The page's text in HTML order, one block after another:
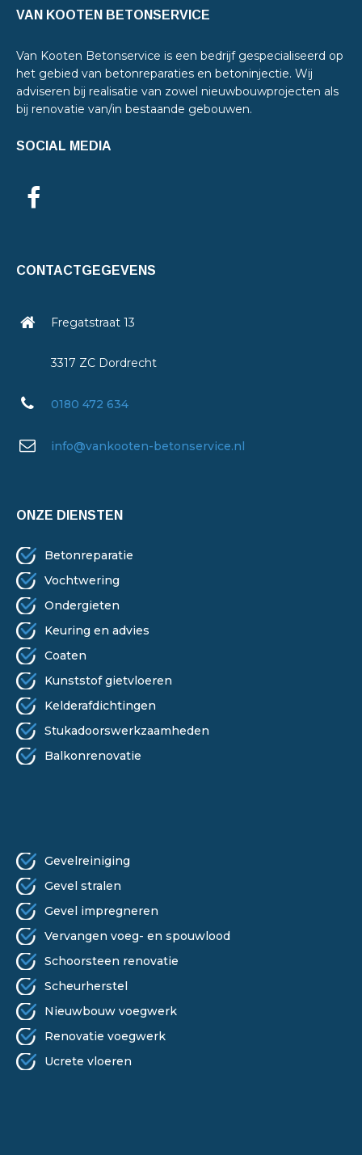
VAN KOOTEN BETONSERVICE
Van Kooten Betonservice is een bedrijf gespecialiseerd op
het gebied van betonreparaties en betoninjectie. Wij
adviseren bij realisatie van zowel nieuwbouwprojecten als
bij renovatie van/in bestaande gebouwen.
SOCIAL MEDIA
CONTACTGEGEVENS
Fregatstraat 13
3317 ZC Dordrecht
0180 472 634
info@vankooten-betonservice.nl
ONZE DIENSTEN
Betonreparatie
Vochtwering
Ondergieten
Keuring en advies
Coaten
Kunststof gietvloeren
Kelderafdichtingen
Stukadoorswerkzaamheden
Balkonrenovatie
Gevelreiniging
Gevel stralen
Gevel impregneren
Vervangen voeg- en spouwlood
Schoorsteen renovatie
Scheurherstel
Nieuwbouw voegwerk
Renovatie voegwerk
Ucrete vloeren